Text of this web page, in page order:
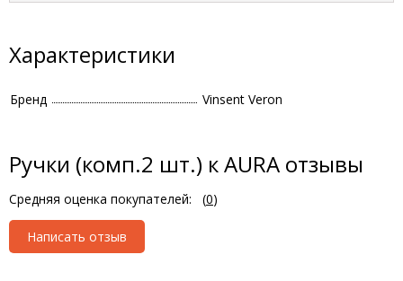
Характеристики
Бренд Vinsent Veron
Ручки (комп.2 шт.) к AURA отзывы
Средняя оценка покупателей: (0)
Написать отзыв